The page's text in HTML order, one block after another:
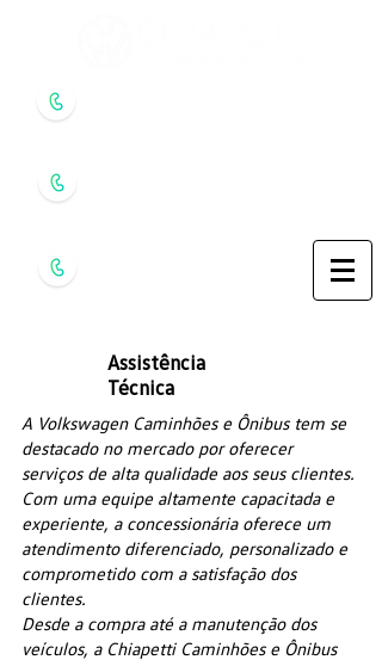
Assistência
Técnica
A Volkswagen Caminhões e Ônibus tem se
destacado no mercado por oferecer
serviços de alta qualidade aos seus clientes.
Com uma equipe altamente capacitada e
experiente, a concessionária oferece um
atendimento diferenciado, personalizado e
comprometido com a satisfação dos
clientes.
Desde a compra até a manutenção dos
veículos, a Chiapetti Caminhões e Ônibus